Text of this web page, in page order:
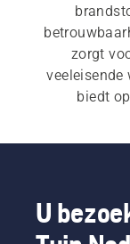
zorgt
veeleisende
biedt
U